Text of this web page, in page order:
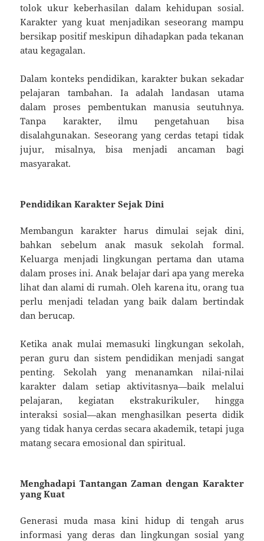
tolok ukur keberhasilan dalam kehidupan sosial.
Karakter yang kuat menjadikan seseorang mampu
bersikap positif meskipun dihadapkan pada tekanan
atau kegagalan.
Dalam konteks pendidikan, karakter bukan sekadar
pelajaran tambahan. Ia adalah landasan utama
dalam proses pembentukan manusia seutuhnya.
Tanpa karakter, ilmu pengetahuan bisa
disalahgunakan. Seseorang yang cerdas tetapi tidak
jujur, misalnya, bisa menjadi ancaman bagi
masyarakat.
Pendidikan Karakter Sejak Dini
Membangun karakter harus dimulai sejak dini,
bahkan sebelum anak masuk sekolah formal.
Keluarga menjadi lingkungan pertama dan utama
dalam proses ini. Anak belajar dari apa yang mereka
lihat dan alami di rumah. Oleh karena itu, orang tua
perlu menjadi teladan yang baik dalam bertindak
dan berucap.
Ketika anak mulai memasuki lingkungan sekolah,
peran guru dan sistem pendidikan menjadi sangat
penting. Sekolah yang menanamkan nilai-nilai
karakter dalam setiap aktivitasnya—baik melalui
pelajaran, kegiatan ekstrakurikuler, hingga
interaksi sosial—akan menghasilkan peserta didik
yang tidak hanya cerdas secara akademik, tetapi juga
matang secara emosional dan spiritual.
Menghadapi Tantangan Zaman dengan Karakter
yang Kuat
Generasi muda masa kini hidup di tengah arus
informasi yang deras dan lingkungan sosial yang